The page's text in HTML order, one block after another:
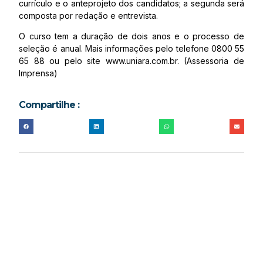
currículo e o anteprojeto dos candidatos; a segunda será
composta por redação e entrevista.
O curso tem a duração de dois anos e o processo de
seleção é anual. Mais informações pelo telefone 0800 55
65 88 ou pelo site www.uniara.com.br. (Assessoria de
Imprensa)
Compartilhe :